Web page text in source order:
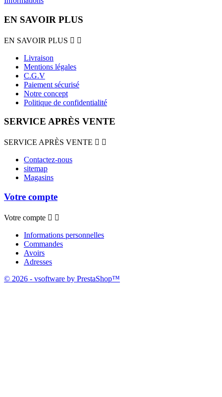
EN SAVOIR PLUS
EN SAVOIR PLUS  
Livraison
Mentions légales
C.G.V
Paiement sécurisé
Notre concept
Politique de confidentialité
SERVICE APRÈS VENTE
SERVICE APRÈS VENTE  
Contactez-nous
sitemap
Magasins
Votre compte
Votre compte  
Informations personnelles
Commandes
Avoirs
Adresses
© 2026 - vsoftware by PrestaShop™